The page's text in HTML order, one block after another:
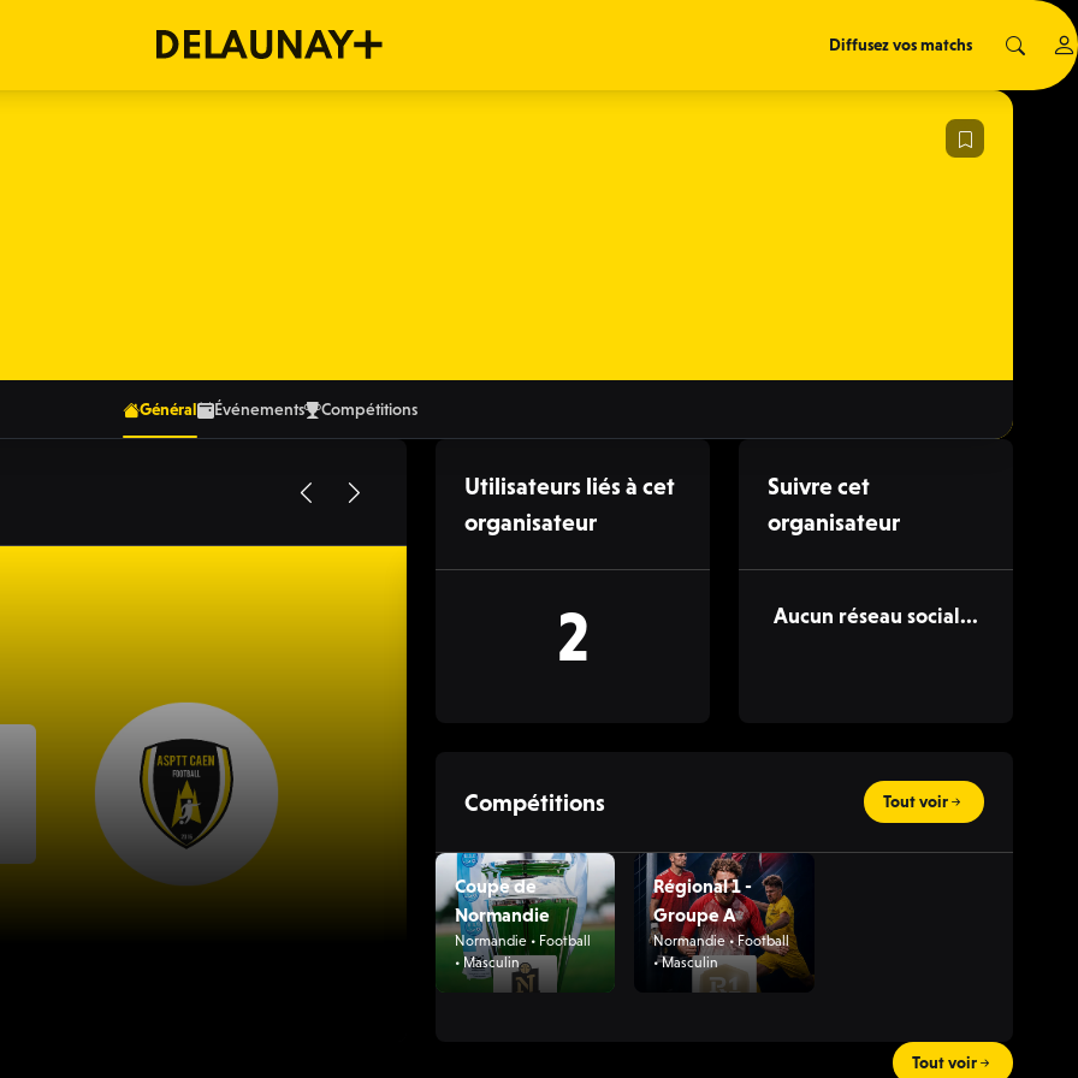
Diffusez vos matchs
Général Événements Compétitions
Utilisateurs liés à cet
organisateur
2
Suivre cet
organisateur
Aucun réseau social...
Compétitions Tout voir
Coupe de
Normandie
Normandie • Football
• Masculin
Régional 1 -
Groupe A
Normandie • Football
• Masculin
Tout voir